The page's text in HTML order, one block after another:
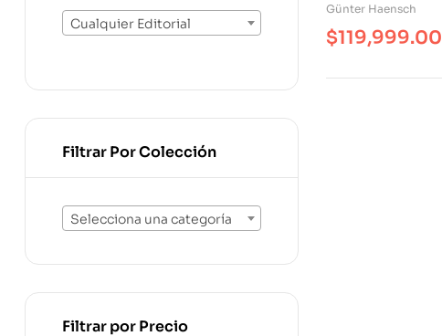
Günter Haensch
$119,999.00
Cualquier Editorial
Filtrar Por Colección
Selecciona una categoría
Filtrar por Precio